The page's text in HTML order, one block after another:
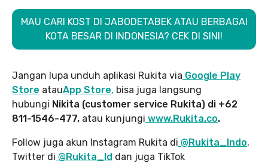
MAU CARI KOST DI JABODETABEK ATAU BERBAGAI
KOTA BESAR DI INDONESIA? CEK DI SINI!
Jangan lupa unduh aplikasi Rukita via Google Play
Store atauApp Store, bisa juga langsung
hubungi Nikita (customer service Rukita) di +62
811-1546-477, atau kunjungi www.Rukita.co.
Follow juga akun Instagram Rukita di @Rukita_Indo,
Twitter di @Rukita_Id dan juga TikTok